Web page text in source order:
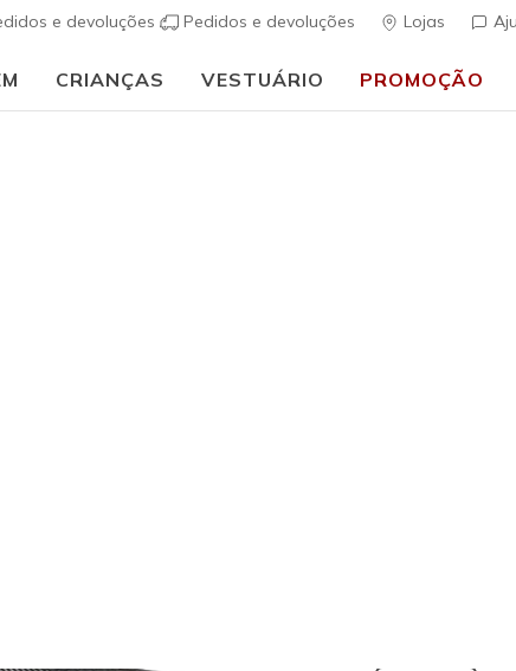
e devoluções Pedidos e devoluções Lojas
CRIANÇAS VESTUÁRIO PROMOÇÃO